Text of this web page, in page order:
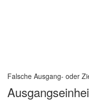
Falsche Ausgang- oder